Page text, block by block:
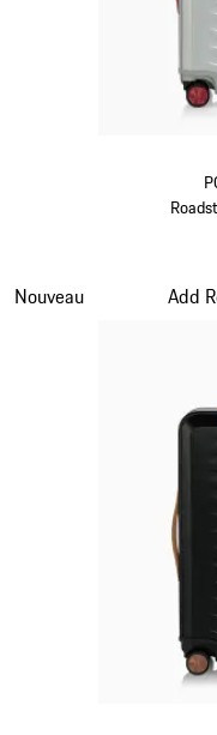
Nouveau Add
Diapositive 2 sur 7